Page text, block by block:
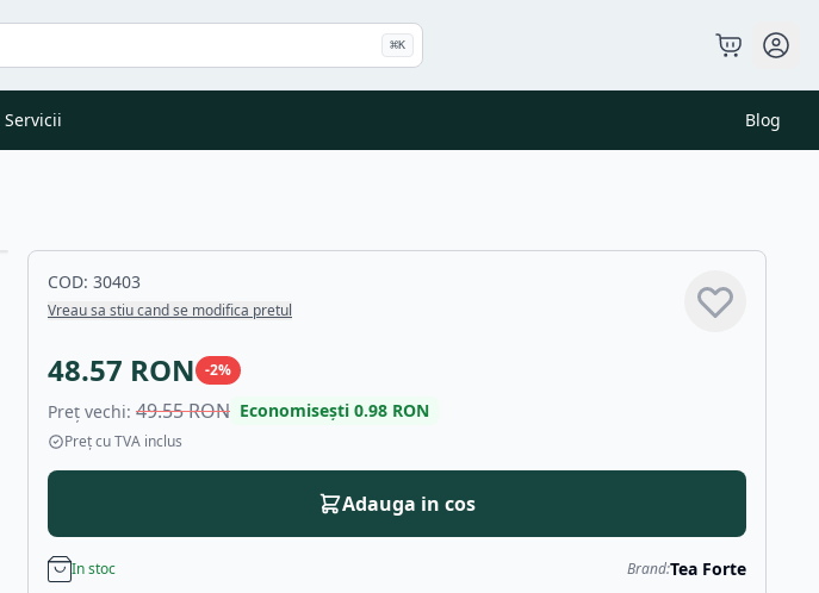
⌘K
Servicii Blog
COD: 30403
Vreau sa stiu cand se modifica pretul
48.57 RON -2%
Preț vechi: 49.55RON Economisești 0.98 RON
Preț cu TVA inclus
Adauga in cos
In stoc Brand:Tea Forte